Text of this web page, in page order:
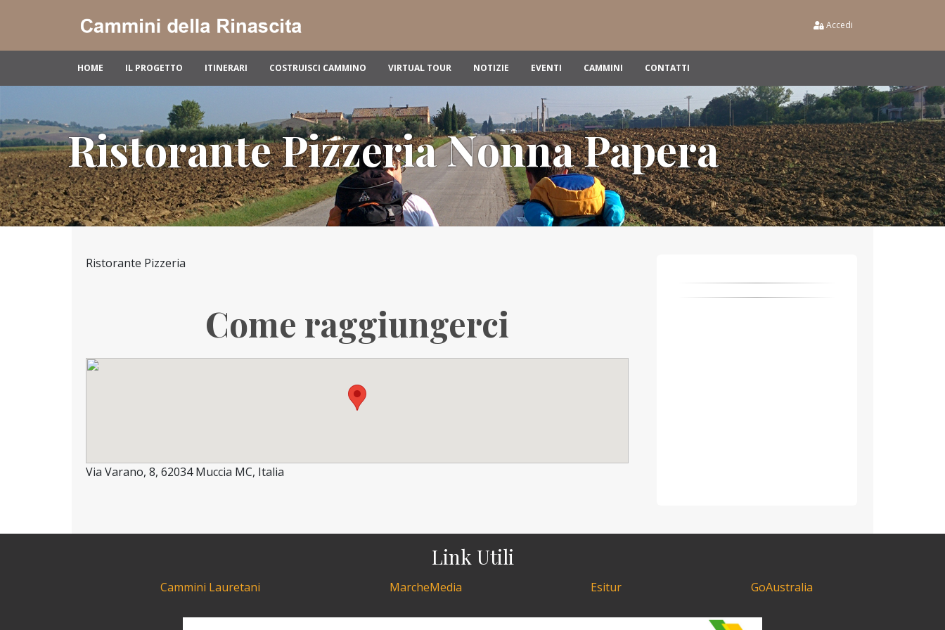
Accedi
HOME IL PROGETTO ITINERARI COSTRUISCI CAMMINO VIRTUAL TOUR NOTIZIE EVENTI CAMMINI CONTATTI
Ristorante Pizzeria Nonna Papera
Ristorante Pizzeria
Come raggiungerci
Via Varano, 8, 62034 Muccia MC, Italia
Link Utili
Cammini Lauretani MarcheMedia Esitur GoAustralia